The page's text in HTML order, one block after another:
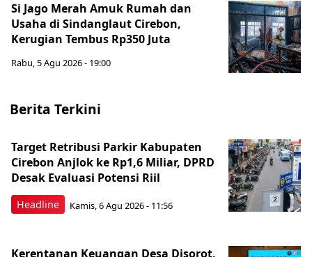
Si Jago Merah Amuk Rumah dan
Usaha di Sindanglaut Cirebon,
Kerugian Tembus Rp350 Juta
Rabu, 5 Agu 2026 - 19:00
Berita Terkini
Headline
Target Retribusi Parkir Kabupaten
Cirebon Anjlok ke Rp1,6 Miliar, DPRD
Desak Evaluasi Potensi Riil
Kamis, 6 Agu 2026 - 11:56
Kerentanan Keuangan Desa Disorot,